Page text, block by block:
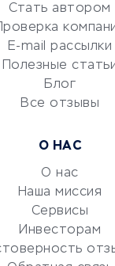
работы
Стать автором
Проверка
E-mail рассылки
Полезные
Блог
Все отзывы
О НАС
О нас
Наша миссия
Сервисы
Инвесторам